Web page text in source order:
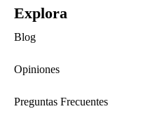
Explora
Blog
Opiniones
Preguntas Frecuentes